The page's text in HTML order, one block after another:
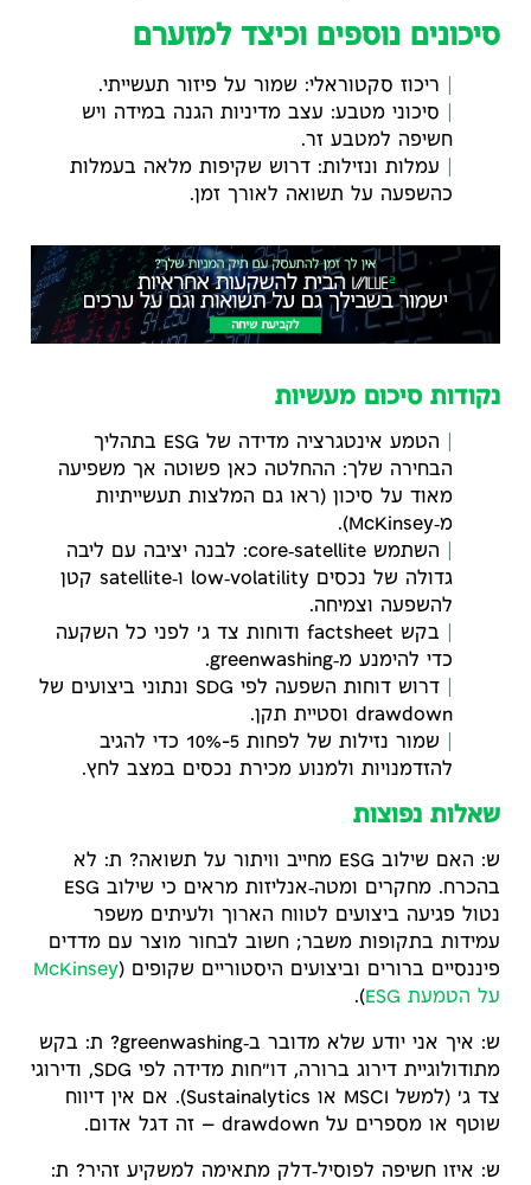
סיכונים נוספים וכיצד למזערם
ריכוז סקטוראלי: שמור על פיזור תעשייתי.
סיכוני מטבע: עצב מדיניות הגנה במידה ויש
חשיפה למטבע זר.
עמלות ונזילות: דרוש שקיפות מלאה בעמלות
כהשפעה על תשואה לאורך זמן.
נקודות סיכום מעשיות
הטמע אינטגרציה מדידה של ESG בתהליך
הבחירה שלך: ההחלטה כאן פשוטה אך משפיעה
מאוד על סיכון (ראו גם המלצות תעשייתיות
מ‑McKinsey).
השתמש core‑satellite: לבנה יציבה עם ליבה
גדולה של נכסים low‑volatility ו‑satellite קטן
להשפעה וצמיחה.
בקש factsheet ודוחות צד ג' לפני כל השקעה
כדי להימנע מ‑greenwashing.
דרוש דוחות השפעה לפי SDG ונתוני ביצועים של
drawdown וסטיית תקן.
שמור נזילות של לפחות 5–10% כדי להגיב
להזדמנויות ולמנוע מכירת נכסים במצב לחץ.
שאלות נפוצות
ש: האם שילוב ESG מחייב וויתור על תשואה? ת: לא
בהכרח. מחקרים ומטה‑אנליזות מראים כי שילוב ESG
נטול פגיעה ביצועים לטווח הארוך ולעיתים משפר
עמידות בתקופות משבר; חשוב לבחור מוצר עם מדדים
פיננסיים ברורים וביצועים היסטוריים שקופים (McKinsey
על הטמעת ESG
).
ש: איך אני יודע שלא מדובר ב‑greenwashing? ת: בקש
מתודולוגיית דירוג ברורה, דו"חות מדידה לפי SDG, ודירוגי
צד ג' (למשל MSCI או Sustainalytics). אם אין דיווח
שוטף או מספרים על drawdown — זה דגל אדום.
ש: איזו חשיפה לפוסיל‑דלק מתאימה למשקיע זהיר? ת: